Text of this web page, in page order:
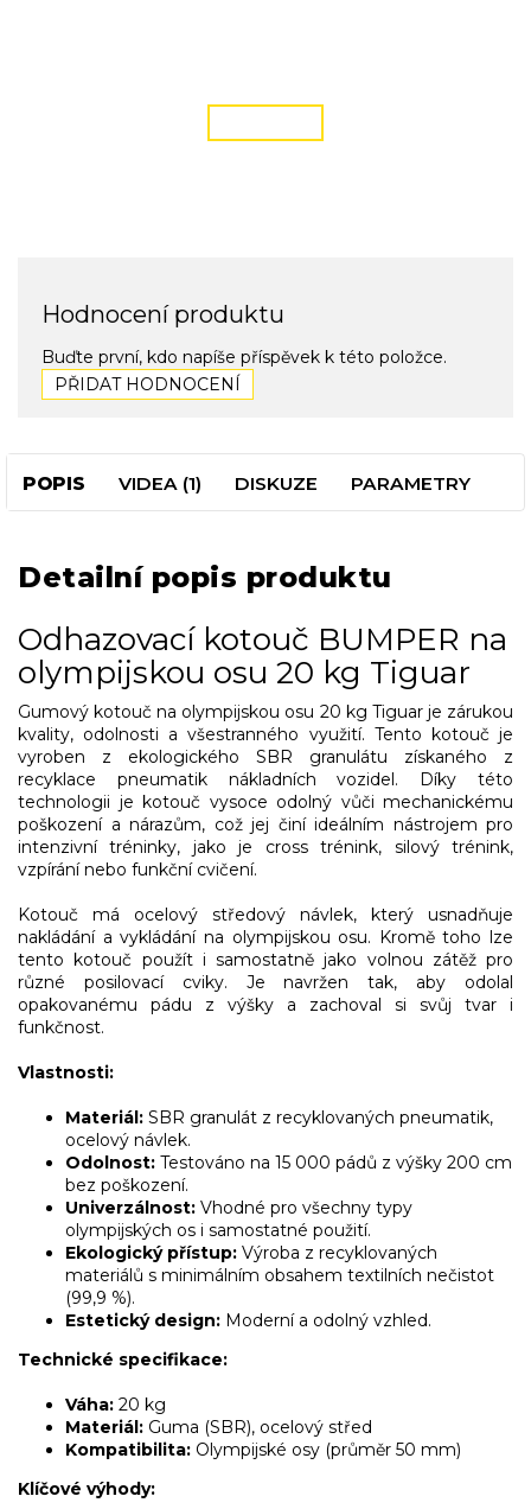
Hodnocení produktu
Buďte první, kdo napíše příspěvek k této položce.
PŘIDAT HODNOCENÍ
POPIS VIDEA (1) DISKUZE PARAMETRY
Detailní popis produktu
Odhazovací kotouč BUMPER na
olympijskou osu 20 kg Tiguar
Gumový kotouč na olympijskou osu 20 kg Tiguar je zárukou
kvality, odolnosti a všestranného využití. Tento kotouč je
vyroben z ekologického SBR granulátu získaného z
recyklace pneumatik nákladních vozidel. Díky této
technologii je kotouč vysoce odolný vůči mechanickému
poškození a nárazům, což jej činí ideálním nástrojem pro
intenzivní tréninky, jako je cross trénink, silový trénink,
vzpírání nebo funkční cvičení.
Kotouč má ocelový středový návlek, který usnadňuje
nakládání a vykládání na olympijskou osu. Kromě toho lze
tento kotouč použít i samostatně jako volnou zátěž pro
různé posilovací cviky. Je navržen tak, aby odolal
opakovanému pádu z výšky a zachoval si svůj tvar i
funkčnost.
Vlastnosti:
Materiál: SBR granulát z recyklovaných pneumatik,
ocelový návlek.
Odolnost: Testováno na 15 000 pádů z výšky 200 cm
bez poškození.
Univerzálnost: Vhodné pro všechny typy
olympijských os i samostatné použití.
Ekologický přístup: Výroba z recyklovaných
materiálů s minimálním obsahem textilních nečistot
(99,9 %).
Estetický design: Moderní a odolný vzhled.
Technické specifikace:
Váha: 20 kg
Materiál: Guma (SBR), ocelový střed
Kompatibilita: Olympijské osy (průměr 50 mm)
Klíčové výhody: